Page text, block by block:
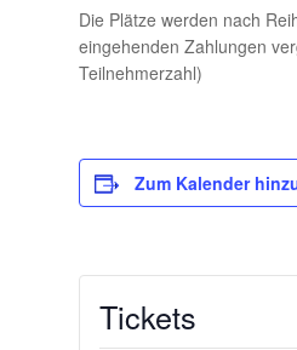
Die Plätze werden nach
eingehenden Zahlungen
Teilnehmerzahl)
Zum Kalender
Tickets